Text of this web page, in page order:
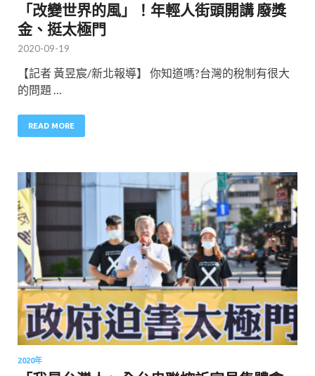
「改變世界的風」！年輕人街頭開講 廢獎
金、挺太極門
2020-09-19
【記者 黃昱宸/新北報導】 你知道嗎?台灣的稅制有很大
的問題 …
READ MORE
2020年